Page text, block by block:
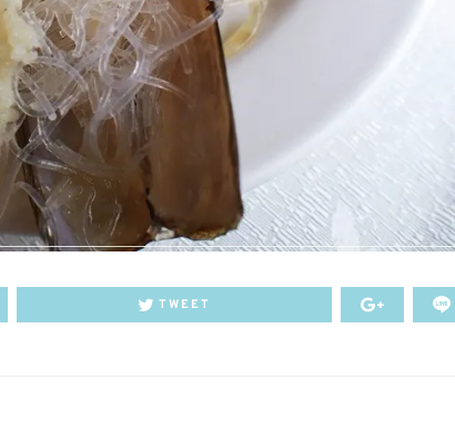
TWEET